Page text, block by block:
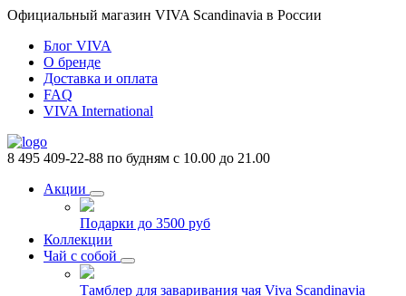
Официальный магазин VIVA Scandinavia в России
Блог VIVA
О бренде
Доставка и оплата
FAQ
VIVA International
8 495 409-22-88 по будням с 10.00 до 21.00
Акции
Подарки до 3500 руб
Коллекции
Чай с собой
Тамблер для заваривания чая Viva Scandinavia